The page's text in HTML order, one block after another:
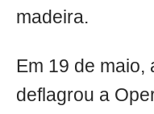
madeira.
Em 19 de maio,
deflagrou a